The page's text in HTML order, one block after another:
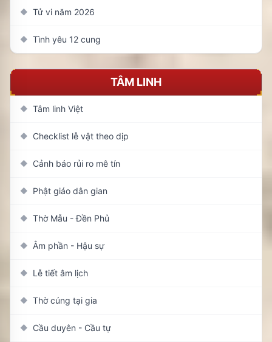
◆ Tử vi năm 2026
◆ Tình yêu 12 cung
TÂM LINH
◆ Tâm linh Việt
◆ Checklist lễ vật theo dịp
◆ Cảnh báo rủi ro mê tín
◆ Phật giáo dân gian
◆ Thờ Mẫu - Đền Phủ
◆ Âm phần - Hậu sự
◆ Lễ tiết âm lịch
◆ Thờ cúng tại gia
◆ Cầu duyên - Cầu tự